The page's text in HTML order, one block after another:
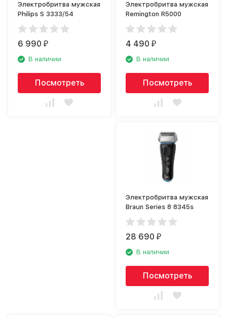
Электробритва мужская
Philips S 3333/54
6 990₽
В наличии
Посмотреть
Электробритва мужская
Remington R5000
4 490₽
В наличии
Посмотреть
Электробритва мужская
Braun Series 8 8345s
28 690₽
В наличии
Посмотреть